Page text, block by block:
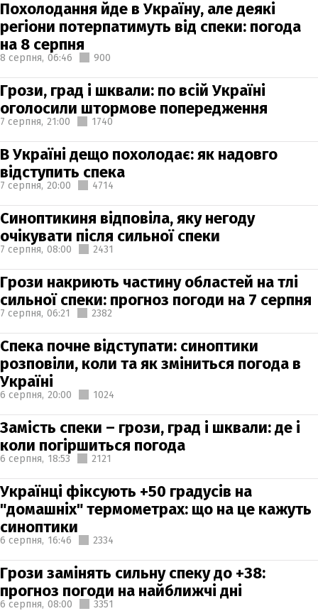
Похолодання йде в Україну, але деякі
регіони потерпатимуть від спеки: погода
на 8 серпня
8 серпня, 06:46 900
Грози, град і шквали: по всій Україні
оголосили штормове попередження
7 серпня, 21:00 1740
В Україні дещо похолодає: як надовго
відступить спека
7 серпня, 20:00 4714
Синоптикиня відповіла, яку негоду
очікувати після сильної спеки
7 серпня, 08:00 2431
Грози накриють частину областей на тлі
сильної спеки: прогноз погоди на 7 серпня
7 серпня, 06:21 2382
Спека почне відступати: синоптики
розповіли, коли та як зміниться погода в
Україні
6 серпня, 20:00 1024
Замість спеки – грози, град і шквали: де і
коли погіршиться погода
6 серпня, 18:53 2121
Українці фіксують +50 градусів на
"домашніх" термометрах: що на це кажуть
синоптики
6 серпня, 16:46 2334
Грози замінять сильну спеку до +38:
прогноз погоди на найближчі дні
6 серпня, 08:00 3351